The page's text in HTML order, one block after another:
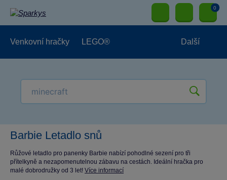
0
Venkovní hračky LEGO® Další
Barbie Letadlo snů
Růžové letadlo pro panenky Barbie nabízí pohodlné sezení pro tři
přítelkyně a nezapomenutelnou zábavu na cestách. Ideální hračka pro
malé dobrodružky od 3 let! Více informací